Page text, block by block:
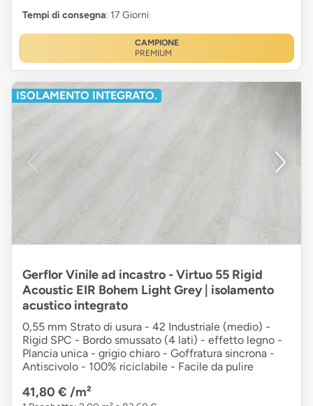
Tempi di consegna: 17 Giorni
CAMPIONE
PREMIUM
ISOLAMENTO INTEGRATO.
Gerflor Vinile ad incastro - Virtuo 55 Rigid
Acoustic EIR Bohem Light Grey | isolamento
acustico integrato
0,55 mm Strato di usura - 42 Industriale (medio) -
Rigid SPC - Bordo smussato (4 lati) - effetto legno -
Plancia unica - grigio chiaro - Goffratura sincrona -
Antiscivolo - 100% riciclabile - Facile da pulire
41,80 € /m²